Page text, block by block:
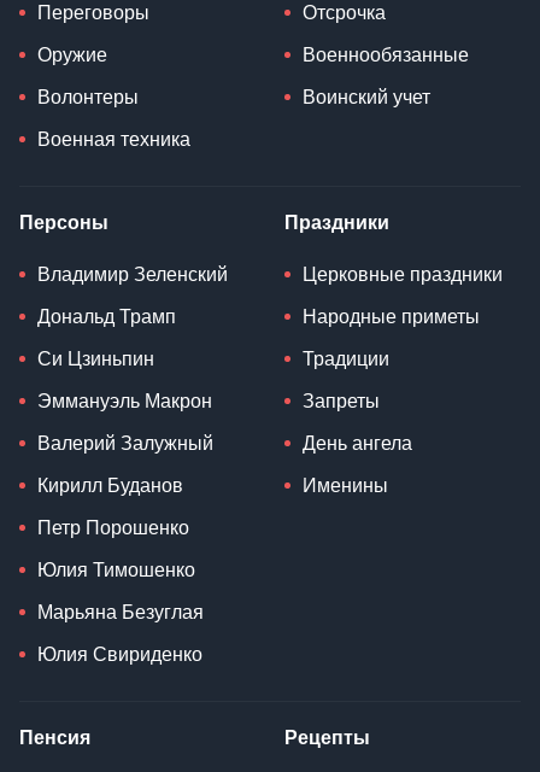
Переговоры
Оружие
Волонтеры
Военная техника
Отсрочка
Военнообязанные
Воинский учет
Персоны
Владимир Зеленский
Дональд Трамп
Си Цзиньпин
Эммануэль Макрон
Валерий Залужный
Кирилл Буданов
Петр Порошенко
Юлия Тимошенко
Марьяна Безуглая
Юлия Свириденко
Праздники
Церковные праздники
Народные приметы
Традиции
Запреты
День ангела
Именины
Пенсия Рецепты